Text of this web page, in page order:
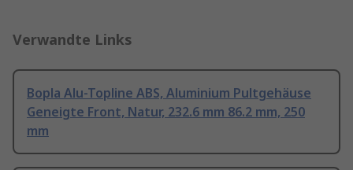
Verwandte Links
Bopla Alu-Topline ABS, Aluminium Pultgehäuse
Geneigte Front, Natur, 232.6 mm 86.2 mm, 250
mm